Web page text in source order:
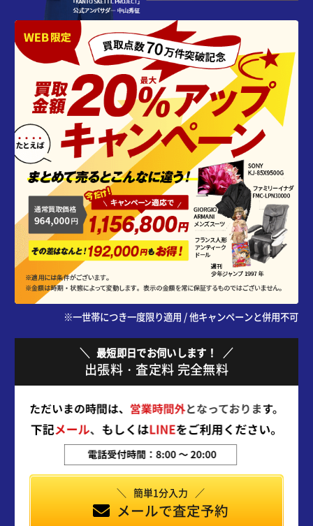
※一世帯につき一度限り適用 / 他キャンペーンと併用不可
最短即日でお伺いします！
出張料・査定料 完全無料
簡単1分入力
メールで査定予約